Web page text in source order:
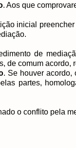
. Aos que
inicial
de
de comum acordo,
. Se houver acordo,
partes,
o conflito pela